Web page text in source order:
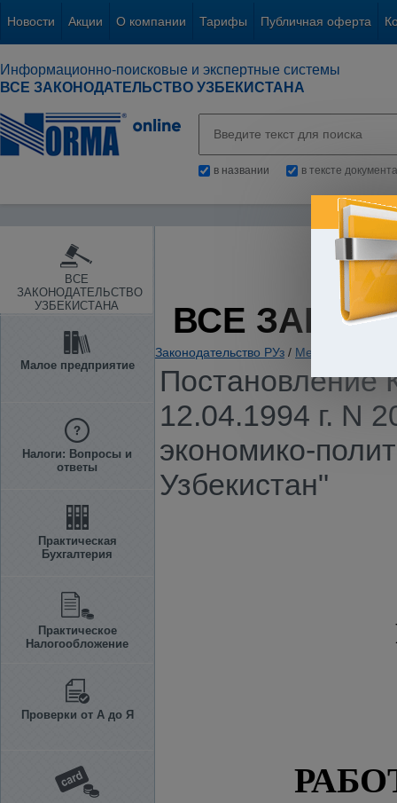
Новости Акции О компании Тарифы Публичная оферта
Информационно-поисковые и экспертные системы
ВСЕ ЗАКОНОДАТЕЛЬСТВО УЗБЕКИСТАНА
в названии в тексте документа
ВСЕ
ЗАКОНОДАТЕЛЬСТВО
УЗБЕКИСТАНА
Малое предприятие
Налоги: Вопросы и
ответы
Практическая
Бухгалтерия
Практическое
Налогообложение
Проверки от А до Я
ВСЕ
Законодательство РУз / Международные
Постановление
12.04.1994 г. N
экономико-
Узбекистан"